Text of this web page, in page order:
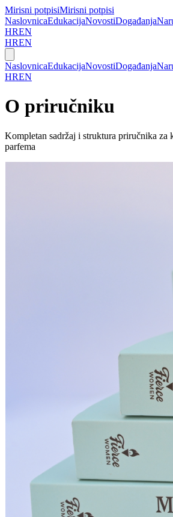
Mirisni potpisiMirisni potpisi
NaslovnicaEdukacijaNovostiDogađanja
HREN
HREN
NaslovnicaEdukacijaNovostiDogađanja
HREN
O priručniku
Kompletan sadržaj i struktura priručnika za
parfema